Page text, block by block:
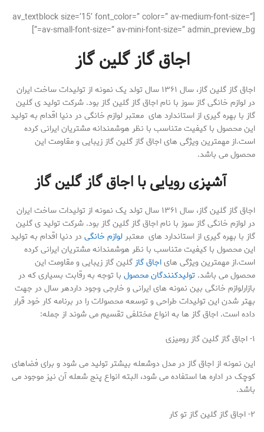
[av_textblock size=’15’ font_color=” color=” av-medium-font-size=”
av-small-font-size=” av-mini-font-size=” admin_preview_bg=”]
اجاق گاز گلین گاز
اجاق گاز گلین گاز، سال ۱۳۶۱ سال تولد یک نمونه از تولیدات ساخت ایران
در لوازم خانگی گاز سوز با نام اجاق گاز گلین گاز بود. شرکت تولید ی گلین
گاز با بهره گیری از استاندارد های معتبر لوازم خانگی در دنیا اقدام به تولید
این محصول با کیفیت متناسب با نظر هوشمندانه مشتریان ایرانی کرده
است.از مهمترین ویژگی های اجاق گاز گلین گاز زیبایی و مقاومت این
محصول می باشد.
آشپزی رویایی با اجاق گاز گلین گاز
اجاق گاز گلین گاز، سال ۱۳۶۱ سال تولد یک نمونه از تولیدات ساخت ایران
در لوازم خانگی گاز سوز با نام اجاق گاز گلین گاز بود. شرکت تولید ی گلین
گاز با بهره گیری از استاندارد های معتبرلوازم خانگی در دنیا اقدام به تولید
این محصول با کیفیت متناسب با نظر هوشمندانه مشتریان ایرانی کرده
است.از مهمترین ویژگی هایاجاق گازگلین گاز زیبایی و مقاومت این
محصول می باشد. تولیدکنندگان محصول با توجه به رقابت بسیاری که در
بازارلوازم خانگی بین نمونه های ایرانی و خارجی وجود داردهر سال در جهت
بهتر شدن این تولیدات طراحی و توسعه محصولات را در برنامه کار خود قرار
داده است. اجاق گاز ها به انواع مختلفی تقسیم می شوند از جمله:
۱- اجاق گاز گلین گاز رومیزی
این نمونه از اجاق گاز در مدل دوشعله بیشتر تولید می شود و برای فضاهای
کوچک در اداره ها استفاده می شود، البته انواع پنج شعله آن نیز موجود می
باشد.
۲- اجاق گاز گلین گاز تو کار